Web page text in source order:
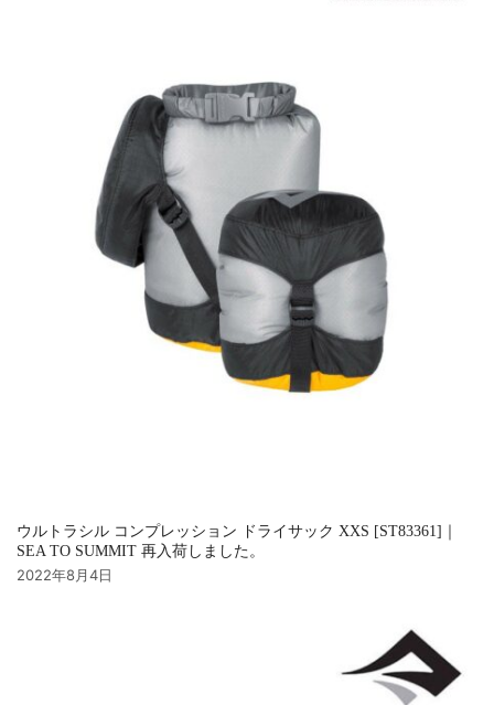
ウルトラシル コンプレッション ドライサック XXS [ST83361]｜
SEA TO SUMMIT 再入荷しました。
2022年8月4日